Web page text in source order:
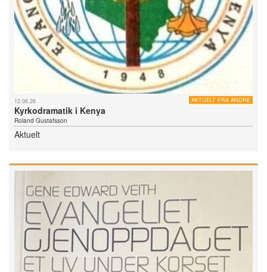
12.06.26 AKTUELT FRA ANDRE
Kyrkodramatik i Kenya
Roland Gustafsson
Aktuelt